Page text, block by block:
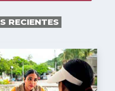
RECIENTES